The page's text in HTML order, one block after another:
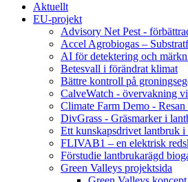
Aktuellt
EU-projekt
Advisory Net Pest -
Accel Agrobiogas –
AI för detektering och
Betesvall i förändrat klimat
Bättre kontroll på
CalveWatch - övervakning
Climate Farm Demo -
DivGrass - Gräsmarker i
Ett kunskapsdrivet lantbruk i
FLIVAB1 – en elektrisk
Förstudie lantbrukarägd
Green Valleys projektsida